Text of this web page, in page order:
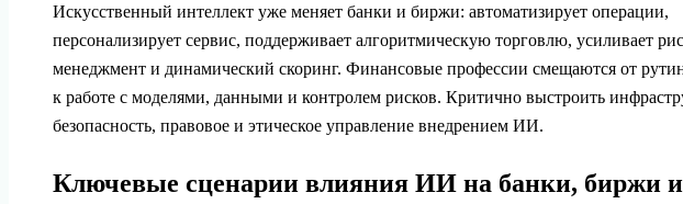
Искусственный интеллект уже меняет банки и биржи: автоматизирует операции,
персонализирует сервис, поддерживает алгоритмическую торговлю, усиливает
менеджмент и динамический скоринг. Финансовые профессии смещаются от
к работе с моделями, данными и контролем рисков. Критично выстроить
безопасность, правовое и этическое управление внедрением ИИ.
Ключевые сценарии влияния ИИ на банки, биржи и